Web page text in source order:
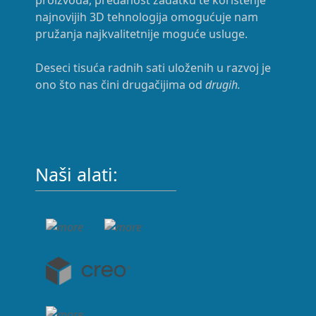
najnovijih 3D tehnologija omogućuje nam
pružanja najkvalitetnije moguće usluge.
Deseci tisuća radnih sati uloženih u razvoj je
ono što nas čini drugačijima od drugih.
Naši alati: